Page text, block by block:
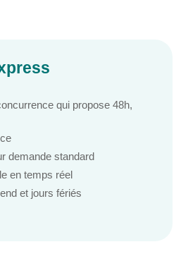
qui propose 48h,
demande standard
en temps réel
et jours fériés